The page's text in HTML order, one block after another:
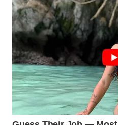
especialmente durante
Combinado a alguma
regular das hélices,
contribui para menos
ar mais agradável no dia a